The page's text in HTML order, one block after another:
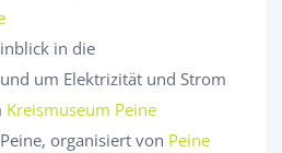
in die
um Elektrizität und Strom
Kreismuseum Peine
organisiert von Peine